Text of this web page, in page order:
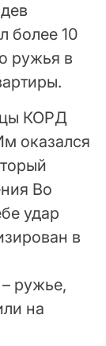
более 10
ружья в
КОРД
оказался
Во
удар
в
ружье,
на